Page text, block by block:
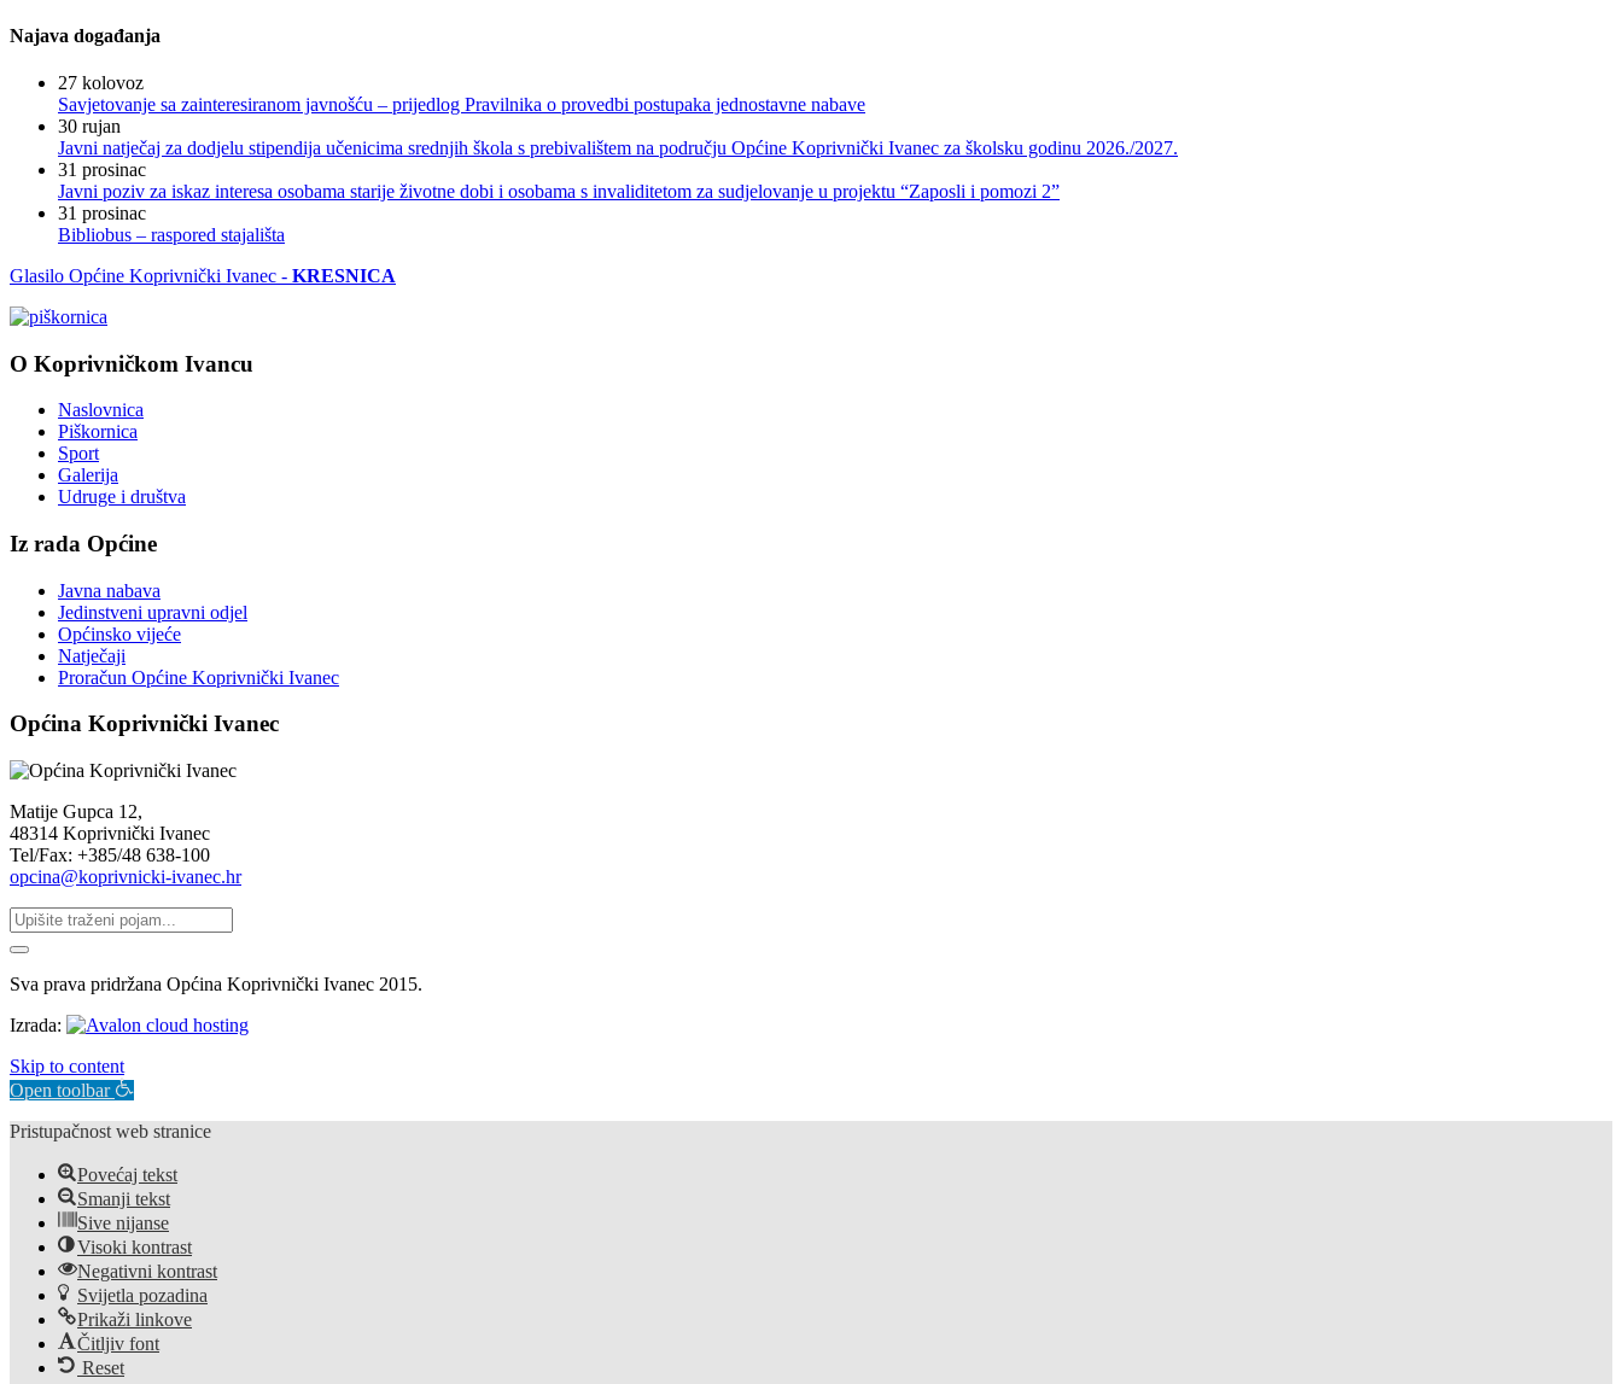
Najava događanja
27 kolovoz
Savjetovanje sa zainteresiranom javnošću – prijedlog Pravilnika o provedbi postupaka jednostavne nabave
30 rujan
Javni natječaj za dodjelu stipendija učenicima srednjih škola s prebivalištem na području Općine Koprivnički Ivanec za školsku godinu 2026./2027.
31 prosinac
Javni poziv za iskaz interesa osobama starije životne dobi i osobama s invaliditetom za sudjelovanje u projektu “Zaposli i pomozi 2”
31 prosinac
Bibliobus – raspored stajališta
Glasilo Općine Koprivnički Ivanec - KRESNICA
O Koprivničkom Ivancu
Naslovnica
Piškornica
Sport
Galerija
Udruge i društva
Iz rada Općine
Javna nabava
Jedinstveni upravni odjel
Općinsko vijeće
Natječaji
Proračun Općine Koprivnički Ivanec
Općina Koprivnički Ivanec
Matije Gupca 12,
48314 Koprivnički Ivanec
Tel/Fax: +385/48 638-100
opcina@koprivnicki-ivanec.hr
Sva prava pridržana Općina Koprivnički Ivanec 2015.
Izrada:
Skip to content
Open toolbar
Pristupačnost web stranice
Povećaj tekst
Smanji tekst
Sive nijanse
Visoki kontrast
Negativni kontrast
Svijetla pozadina
Prikaži linkove
Čitljiv font
Reset